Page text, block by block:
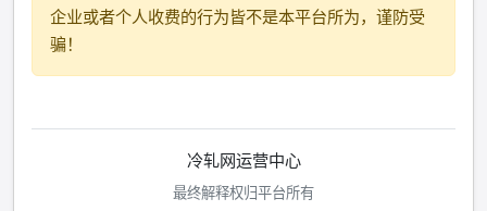
企业或者个人收费的行为皆不是本平台所为，谨防受
骗！
冷轧网运营中心
最终解释权归平台所有